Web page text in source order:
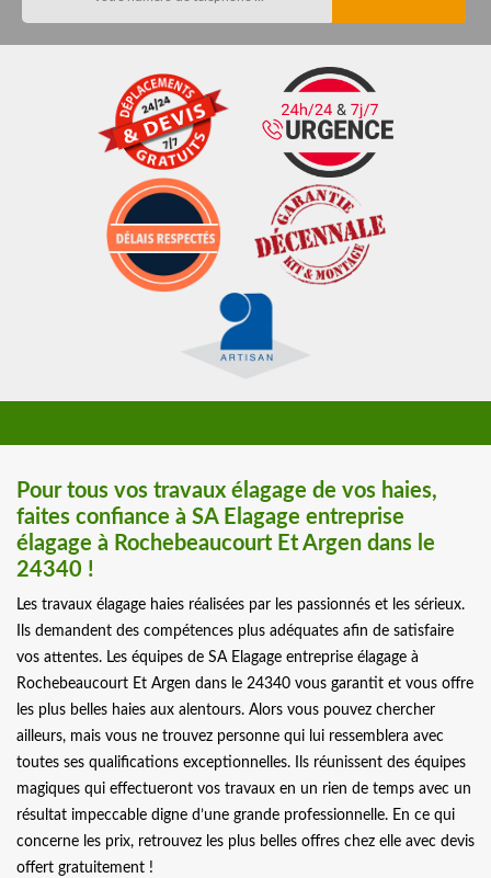
Pour tous vos travaux élagage de vos haies,
faites confiance à SA Elagage entreprise
élagage à Rochebeaucourt Et Argen dans le
24340 !
Les travaux élagage haies réalisées par les passionnés et les sérieux.
Ils demandent des compétences plus adéquates afin de satisfaire
vos attentes. Les équipes de SA Elagage entreprise élagage à
Rochebeaucourt Et Argen dans le 24340 vous garantit et vous offre
les plus belles haies aux alentours. Alors vous pouvez chercher
ailleurs, mais vous ne trouvez personne qui lui ressemblera avec
toutes ses qualifications exceptionnelles. Ils réunissent des équipes
magiques qui effectueront vos travaux en un rien de temps avec un
résultat impeccable digne d’une grande professionnelle. En ce qui
concerne les prix, retrouvez les plus belles offres chez elle avec devis
offert gratuitement !